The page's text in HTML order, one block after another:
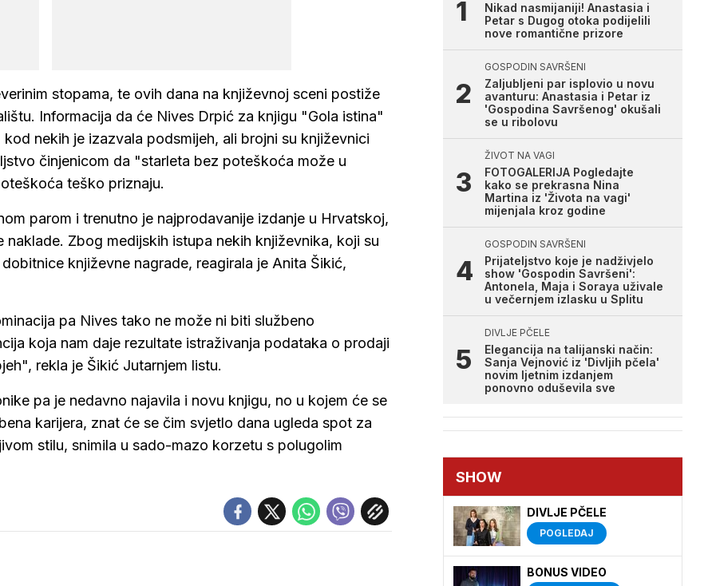
stopama, te ovih dana na književnoj sceni postiže
Informacija da će Nives Drpić za knjigu "Gola istina"
nekih je izazvala podsmijeh, ali brojni su književnici
činjenicom da "starleta bez poteškoća može u
teško priznaju.
parom i trenutno je najprodavanije izdanje u Hrvatskoj,
Zbog medijskih istupa nekih književnika, koji su
književne nagrade, reagirala je Anita Šikić,
pa Nives tako ne može ni biti službeno
koja nam daje rezultate istraživanja podataka o prodaji
rekla je Šikić Jutarnjem listu.
pa je nedavno najavila i novu knjigu, no u kojem će se
karijera, znat će se čim svjetlo dana ugleda spot za
stilu, snimila u sado-mazo korzetu s polugolim
Nikad nasmijaniji! Anastasia i
Petar s Dugog otoka podijelili
nove romantične prizore
GOSPODIN SAVRŠENI
Zaljubljeni par isplovio u novu
avanturu: Anastasia i Petar iz
'Gospodina Savršenog' okušali
se u ribolovu
ŽIVOT NA VAGI
FOTOGALERIJA Pogledajte
kako se prekrasna Nina
Martina iz 'Života na vagi'
mijenjala kroz godine
GOSPODIN SAVRŠENI
Prijateljstvo koje je nadživjelo
show 'Gospodin Savršeni':
Antonela, Maja i Soraya uživale
u večernjem izlasku u Splitu
DIVLJE PČELE
Elegancija na talijanski način:
Sanja Vejnović iz 'Divljih pčela'
novim ljetnim izdanjem
ponovno oduševila sve
SHOW
DIVLJE PČELE
POGLEDAJ
BONUS VIDEO